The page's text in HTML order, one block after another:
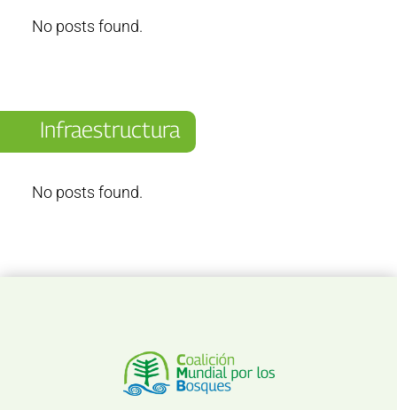
No posts found.
Infraestructura
No posts found.